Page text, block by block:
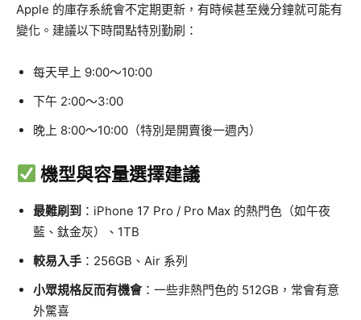
Apple 的庫存系統會不定期更新，有時候甚至幾分鐘就可能有
變化。建議以下時間點特別勤刷：
每天早上 9:00～10:00
下午 2:00～3:00
晚上 8:00～10:00（特別是開賣後一週內）
機型與容量選擇建議
最難刷到 ：iPhone 17 Pro / Pro Max 的熱門色（如午夜
藍、鈦金灰）、1TB
較易入手 ：256GB、Air 系列
小眾規格反而有機會：一些非熱門色的 512GB，常會有意
外驚喜